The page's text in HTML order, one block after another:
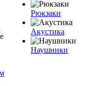
Рюкзаки
Акустика
Наушники